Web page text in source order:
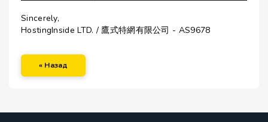
Sincerely,
HostingInside LTD. / 鷹式特網有限公司 - AS9678
« Назад